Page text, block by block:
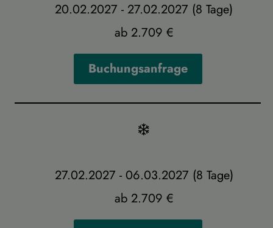
20.02.2027 - 27.02.2027 (8 Tage)
ab 2.709 €
Buchungsanfrage
27.02.2027 - 06.03.2027 (8 Tage)
ab 2.709 €